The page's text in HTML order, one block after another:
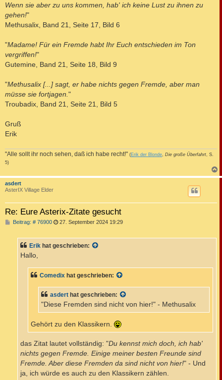
Wenn sie aber zu uns kommen, hab' ich keine Lust zu ihnen zu
gehen!"
Methusalix, Band 21, Seite 17, Bild 6
"Madame! Für ein Fremde habt Ihr Euch entschieden im Ton
vergriffen!"
Gutemine, Band 21, Seite 18, Bild 9
"Methusalix [...] sagt, er habe nichts gegen Fremde, aber man
müsse sie fortjagen."
Troubadix, Band 21, Seite 21, Bild 5
Gruß
Erik
"Alle sollt ihr noch sehen, daß ich habe recht!" (Erik der Blonde Die große Überfahrt , S.
5)
a
asdert
AsterIX Village Elder
Re: Eure Asterix-Zitate gesucht
Beitrag: # 76900B
r
27. September 2024 19:29
Erik hat geschrieben:
Hallo,
Comedix hat geschrieben:
asdert hat geschrieben:
"Diese Fremden sind nicht von hier!" - Methusalix
Gehört zu den Klassikern.
das Zitat lautet vollständig: "Du kennst mich doch, ich hab'
nichts gegen Fremde. Einige meiner besten Freunde sind
Fremde. Aber diese Fremden da sind nicht von hier!" - Und
ja, ich würde es auch zu den Klassikern zählen.